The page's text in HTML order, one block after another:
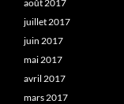
août 2017
juillet 2017
juin 2017
mai 2017
avril 2017
mars 2017